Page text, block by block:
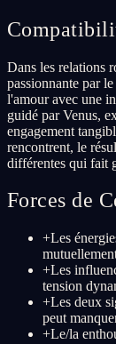
Dans les relations
passionnante par
l'amour avec une
guidé par Venus,
engagement
rencontrent, le
différentes qui fait
Forces de
+Les
+Les
tension
+Les deux
peut
+Le/la